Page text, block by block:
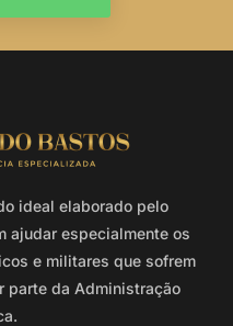
ideal elaborado pelo
ajudar especialmente os
e militares que sofrem
parte da Administração